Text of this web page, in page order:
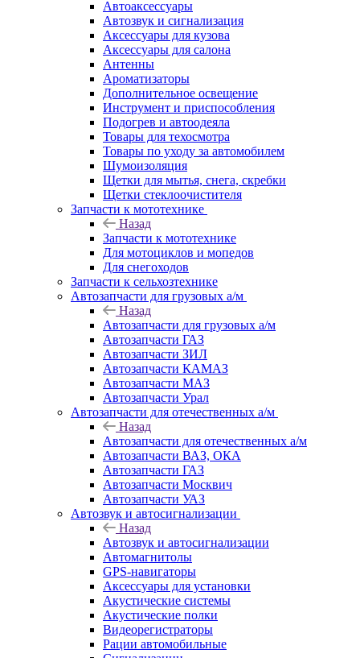
Автоаксессуары
Автозвук и сигнализация
Аксессуары для кузова
Аксессуары для салона
Антенны
Ароматизаторы
Дополнительное освещение
Инструмент и приспособления
Подогрев и автоодеяла
Товары для техосмотра
Товары по уходу за автомобилем
Шумоизоляция
Щетки для мытья, снега, скребки
Щетки стеклоочистителя
Запчасти к мототехнике
Назад
Запчасти к мототехнике
Для мотоциклов и мопедов
Для снегоходов
Запчасти к сельхозтехнике
Автозапчасти для грузовых а/м
Назад
Автозапчасти для грузовых а/м
Автозапчасти ГАЗ
Автозапчасти ЗИЛ
Автозапчасти КАМАЗ
Автозапчасти МАЗ
Автозапчасти Урал
Автозапчасти для отечественных а/м
Назад
Автозапчасти для отечественных а/м
Автозапчасти ВАЗ, ОКА
Автозапчасти ГАЗ
Автозапчасти Москвич
Автозапчасти УАЗ
Автозвук и автосигнализации
Назад
Автозвук и автосигнализации
Автомагнитолы
GPS-навигаторы
Аксессуары для установки
Акустические системы
Акустические полки
Видеорегистраторы
Рации автомобильные